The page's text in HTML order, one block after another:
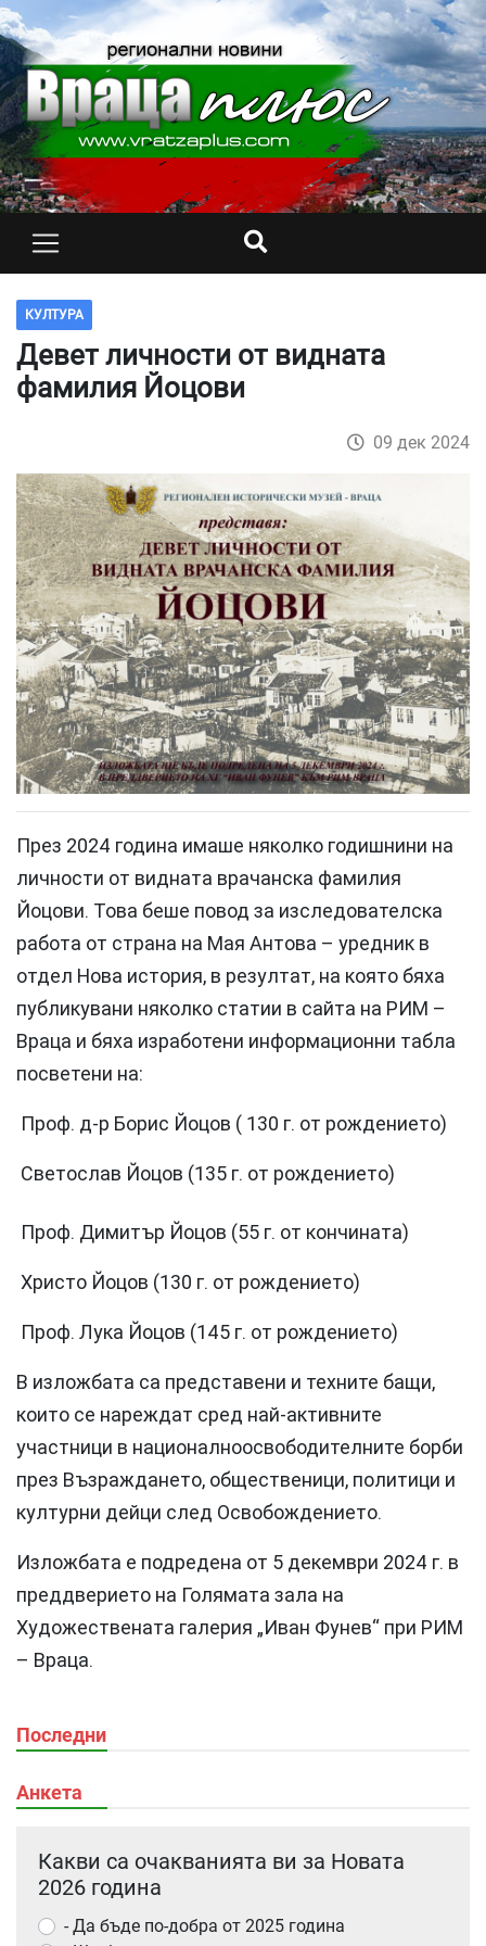
КУЛТУРА
Девет личности от видната
фамилия Йоцови
09 дек 2024
През 2024 година имаше няколко годишнини на
личности от видната врачанска фамилия
Йоцови. Това беше повод за изследователска
работа от страна на Мая Антова – уредник в
отдел Нова история, в резултат, на която бяха
публикувани няколко статии в сайта на РИМ –
Враца и бяха изработени информационни табла
посветени на:
Проф. д-р Борис Йоцов ( 130 г. от рождението)
Светослав Йоцов (135 г. от рождението)
Проф. Димитър Йоцов (55 г. от кончината)
Христо Йоцов (130 г. от рождението)
Проф. Лука Йоцов (145 г. от рождението)
В изложбата са представени и техните бащи,
които се нареждат сред най-активните
участници в националноосвободителните борби
през Възраждането, общественици, политици и
културни дейци след Освобождението.
Изложбата е подредена от 5 декември 2024 г. в
преддверието на Голямата зала на
Художествената галерия „Иван Фунев“ при РИМ
– Враца.
Последни
Анкета
Какви са очакванията ви за Новата
2026 година
- Да бъде по-добра от 2025 година